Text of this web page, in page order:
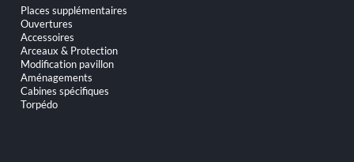
Aller
au
contenu
Places supplémentaires
Ouvertures
Accessoires
Arceaux & Protection
Modification pavillon
Aménagements
Cabines spécifiques
Torpédo